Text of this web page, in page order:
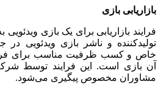
بازاریابی بازی
فرایند بازاریابی برای یک بازی
تولیدکننده و ناشر بازی ویدئویی در
خاص و کسب ظرفیت مناسب برای
آن بازی است. این فرایند توسط
مشاوران مخصوص پیگیری می‌شود.